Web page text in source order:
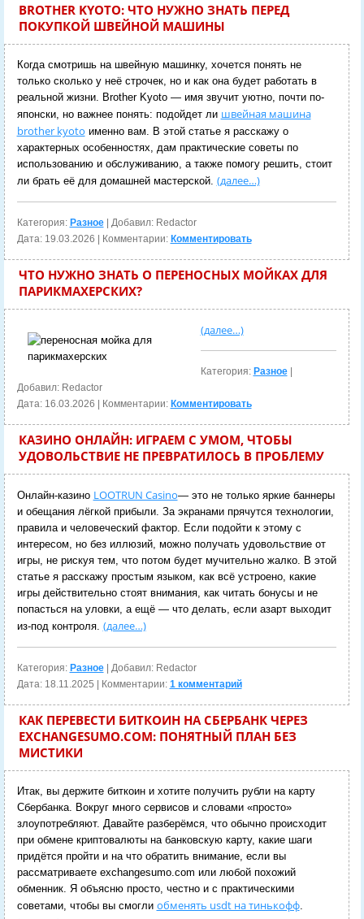
BROTHER KYOTO: ЧТО НУЖНО ЗНАТЬ ПЕРЕД
ПОКУПКОЙ ШВЕЙНОЙ МАШИНЫ
Когда смотришь на швейную машинку, хочется понять не
только сколько у неё строчек, но и как она будет работать в
реальной жизни. Brother Kyoto — имя звучит уютно, почти по-
японски, но важнее понять: подойдет ли швейная машина
brother kyoto именно вам. В этой статье я расскажу о
характерных особенностях, дам практические советы по
использованию и обслуживанию, а также помогу решить, стоит
ли брать её для домашней мастерской. (далее…)
Категория: Разное| Добавил: Redactor
Дата: 19.03.2026 | Комментарии: Комментировать
ЧТО НУЖНО ЗНАТЬ О ПЕРЕНОСНЫХ МОЙКАХ ДЛЯ
ПАРИКМАХЕРСКИХ?
(далее…)
Категория: Разное|
Добавил: Redactor
Дата: 16.03.2026 | Комментарии: Комментировать
КАЗИНО ОНЛАЙН: ИГРАЕМ С УМОМ, ЧТОБЫ
УДОВОЛЬСТВИЕ НЕ ПРЕВРАТИЛОСЬ В ПРОБЛЕМУ
Онлайн-казино LOOTRUN Casino— это не только яркие баннеры
и обещания лёгкой прибыли. За экранами прячутся технологии,
правила и человеческий фактор. Если подойти к этому с
интересом, но без иллюзий, можно получать удовольствие от
игры, не рискуя тем, что потом будет мучительно жалко. В этой
статье я расскажу простым языком, как всё устроено, какие
игры действительно стоят внимания, как читать бонусы и не
попасться на уловки, а ещё — что делать, если азарт выходит
из-под контроля. (далее…)
Категория: Разное| Добавил: Redactor
Дата: 18.11.2025 | Комментарии: 1 комментарий
КАК ПЕРЕВЕСТИ БИТКОИН НА СБЕРБАНК ЧЕРЕЗ
EXCHANGESUMO.COM: ПОНЯТНЫЙ ПЛАН БЕЗ
МИСТИКИ
Итак, вы держите биткоин и хотите получить рубли на карту
Сбербанка. Вокруг много сервисов и словами «просто»
злоупотребляют. Давайте разберёмся, что обычно происходит
при обмене криптовалюты на банковскую карту, какие шаги
придётся пройти и на что обратить внимание, если вы
рассматриваете exchangesumo.com или любой похожий
обменник. Я объясню просто, честно и с практическими
советами, чтобы вы смогли обменять usdt на тинькофф.